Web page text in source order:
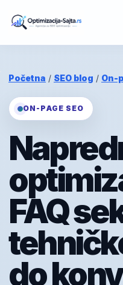
Početna / SEO blog / On-
ON-PAGE SEO
FAQ
do